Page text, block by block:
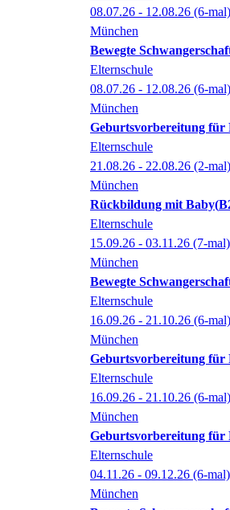
08.07.26 - 12.08.26 (6-mal)
München
Bewegte
Elternschule
08.07.26 - 12.08.26 (6-mal)
München
Geburtsvorbereitung für
Elternschule
21.08.26 - 22.08.26 (2-mal)
München
Rückbildung mit Baby
Elternschule
15.09.26 - 03.11.26 (7-mal)
München
Bewegte
Elternschule
16.09.26 - 21.10.26 (6-mal)
München
Geburtsvorbereitung für
Elternschule
16.09.26 - 21.10.26 (6-mal)
München
Geburtsvorbereitung für
Elternschule
04.11.26 - 09.12.26 (6-mal)
München